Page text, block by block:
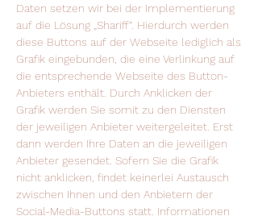
Daten setzen wir bei der Implementierung
auf die Lösung „Shariff“. Hierdurch werden
diese Buttons auf der Webseite lediglich als
Grafik eingebunden, die eine Verlinkung auf
die entsprechende Webseite des Button-
Anbieters enthält. Durch Anklicken der
Grafik werden Sie somit zu den Diensten
der jeweiligen Anbieter weitergeleitet. Erst
dann werden Ihre Daten an die jeweiligen
Anbieter gesendet. Sofern Sie die Grafik
nicht anklicken, findet keinerlei Austausch
zwischen Ihnen und den Anbietern der
Social-Media-Buttons statt. Informationen